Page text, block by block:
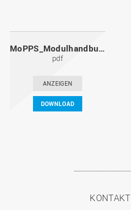
MoPPS_Modulhandbuch_20091201.pdf
pdf
ANZEIGEN
DOWNLOAD
KONTAKT